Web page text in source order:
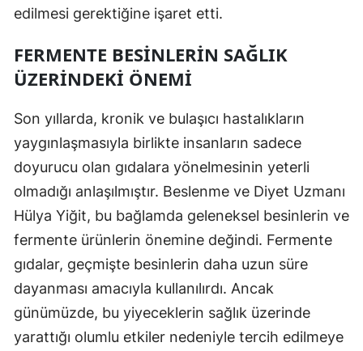
edilmesi gerektiğine işaret etti.
FERMENTE BESINLERIN SAĞLIK
ÜZERINDEKI ÖNEMI
Son yıllarda, kronik ve bulaşıcı hastalıkların
yaygınlaşmasıyla birlikte insanların sadece
doyurucu olan gıdalara yönelmesinin yeterli
olmadığı anlaşılmıştır. Beslenme ve Diyet Uzmanı
Hülya Yiğit, bu bağlamda geleneksel besinlerin ve
fermente ürünlerin önemine değindi. Fermente
gıdalar, geçmişte besinlerin daha uzun süre
dayanması amacıyla kullanılırdı. Ancak
günümüzde, bu yiyeceklerin sağlık üzerinde
yarattığı olumlu etkiler nedeniyle tercih edilmeye